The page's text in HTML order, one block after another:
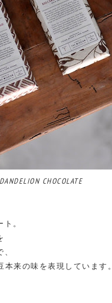
CHOCOLATE
。
来の味を表現しています。